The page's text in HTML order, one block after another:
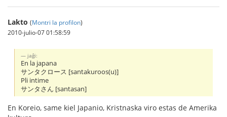
Lakto (Montri la profilon)
2010-julio-07 01:58:59
jaĝi:
En la japana
サンタクロース [santakuroos(u)]
Pli intime
サンタさん [santasan]
En Koreio, same kiel Japanio, Kristnaska viro estas de Amerika